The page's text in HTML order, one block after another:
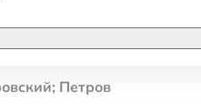
Петров